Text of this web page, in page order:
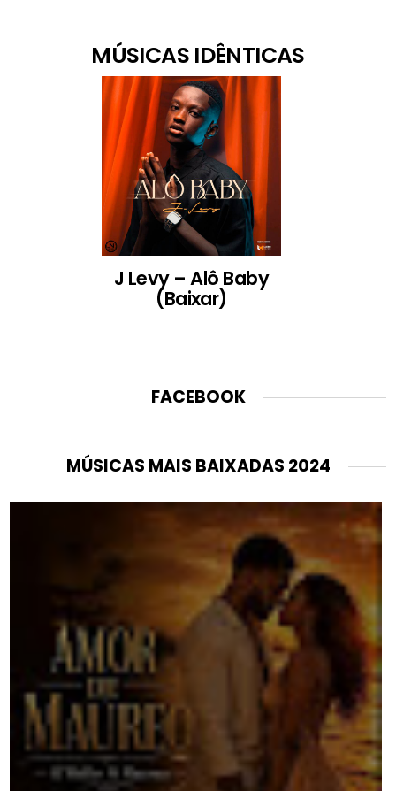
MÚSICAS IDÊNTICAS
J Levy – Alô Baby
(Baixar)
FACEBOOK
MÚSICAS MAIS BAIXADAS 2024